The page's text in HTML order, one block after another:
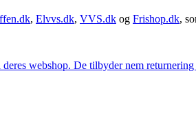
, Elvvs.dk, VVS.dk og Frishop.dk,
webshop. De tilbyder nem